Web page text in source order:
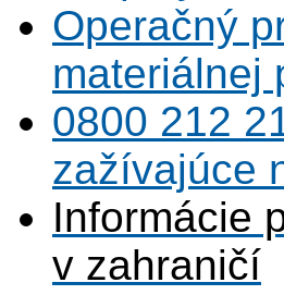
Operačný
materiálnej
0800 212
zažívajúce
Informácie
v zahraničí